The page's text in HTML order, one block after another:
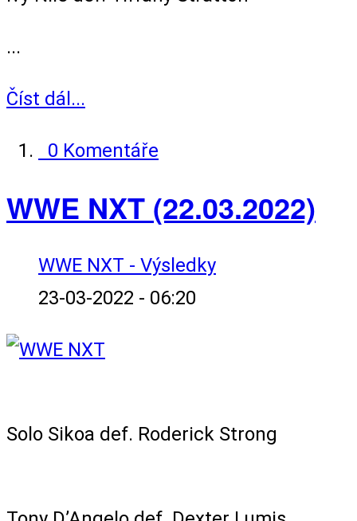
...
Číst dál...
0 Komentáře
WWE NXT (22.03.2022)
WWE NXT - Výsledky
23-03-2022 - 06:20
Solo Sikoa def. Roderick Strong